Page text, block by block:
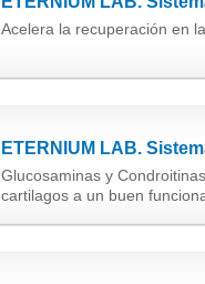
Acelera la recuperación en
Glucosaminas y
cartilagos a un buen